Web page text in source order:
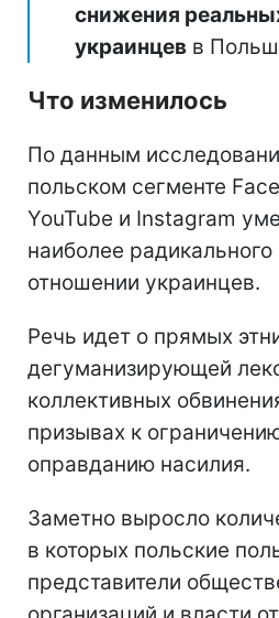
снижения
украинцев в
Что изменилось
По данным
польском сегменте
YouTube и Instagram
наиболее радикального
отношении украинцев.
Речь идет о прямых
дегуманизирующей
коллективных
призывах к
оправданию насилия.
Заметно выросло
в которых польские
представители